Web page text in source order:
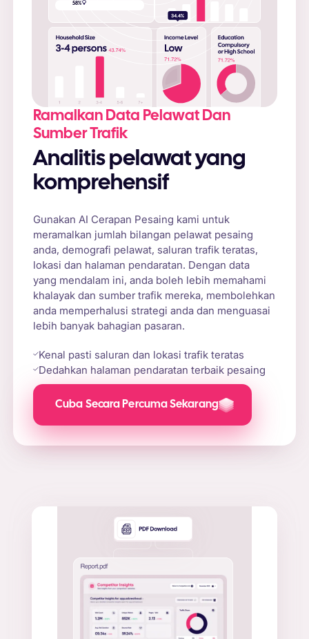
Ramalkan Data Pelawat Dan
Sumber Trafik
Analitis pelawat yang
komprehensif
Gunakan AI Cerapan Pesaing kami untuk
meramalkan jumlah bilangan pelawat pesaing
anda, demografi pelawat, saluran trafik teratas,
lokasi dan halaman pendaratan. Dengan data
yang mendalam ini, anda boleh lebih memahami
khalayak dan sumber trafik mereka, membolehkan
anda memperhalusi strategi anda dan menguasai
lebih banyak bahagian pasaran.
Kenal pasti saluran dan lokasi trafik teratas
Dedahkan halaman pendaratan terbaik pesaing
Cuba Secara Percuma Sekarang
%58%